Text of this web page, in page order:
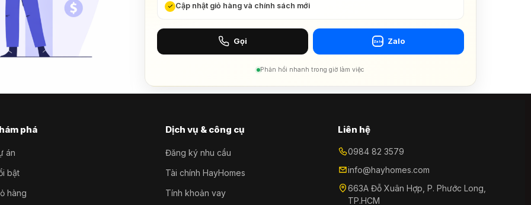
Cập nhật giỏ hàng và chính sách mới
Gọi Zalo Zalo
Phản hồi nhanh trong giờ làm việc
phá
án
bật
hàng
Dịch vụ & công cụ
Đăng ký nhu cầu
Tài chính HayHomes
Tính khoản vay
Liên hệ
0984 82 3579
info@hayhomes.com
663A Đỗ Xuân Hợp, P. Phước Long,
TP.HCM